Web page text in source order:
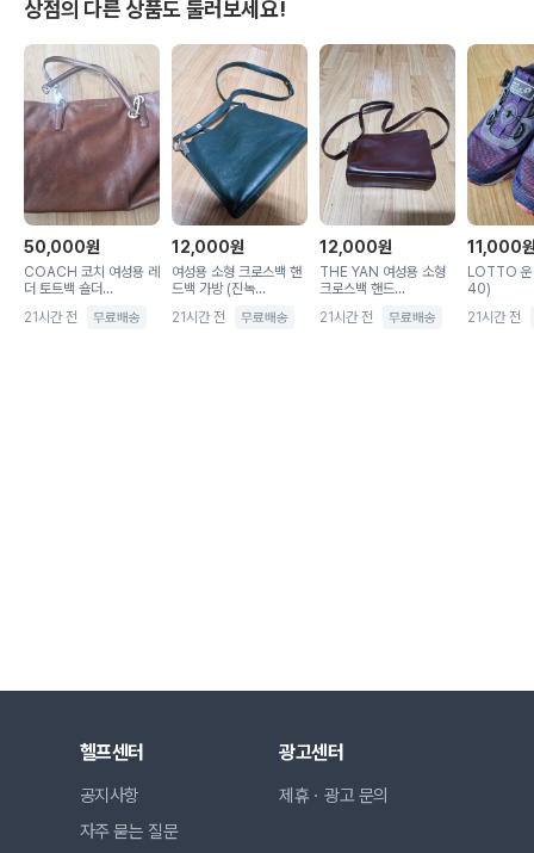
상점의 다른 상품도 둘러보세요!
50,000원
COACH 코치 여성용 레
더 토트백 숄더...
21시간 전
12,000원
여성용 소형 크로스백 핸
드백 가방 (진녹...
21시간 전
12,000원
THE YAN 여성용 소형
크로스백 핸드...
21시간 전
11,000
LOTTO 운
40)
21시간 전
헬프센터
공지사항
자주 묻는 질문
광고센터
제휴ㆍ광고 문의